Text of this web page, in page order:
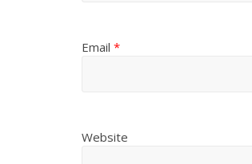
Email *
Website